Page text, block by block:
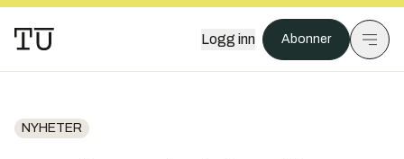
Logg inn Abonner
NYHETER